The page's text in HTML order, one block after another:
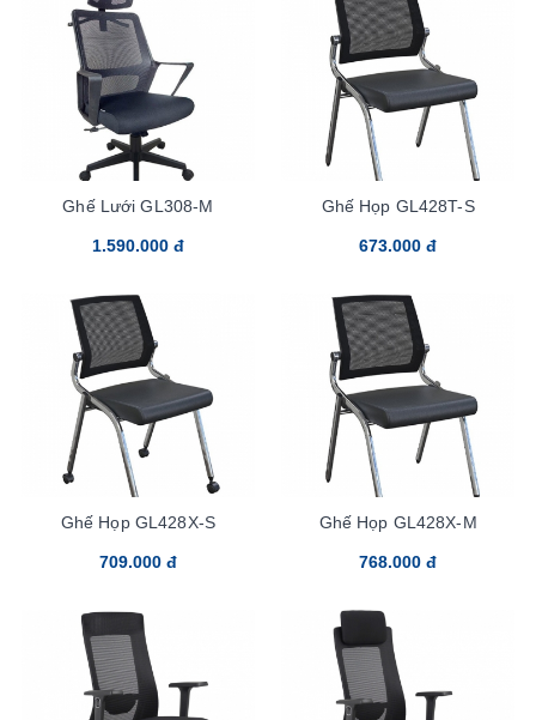
Ghế Lưới GL308-M
1.590.000 đ
Ghế Họp GL428T-S
673.000 đ
Ghế Họp GL428X-S
709.000 đ
Ghế Họp GL428X-M
768.000 đ